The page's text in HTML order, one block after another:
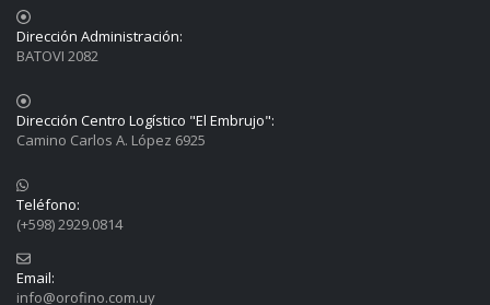
Dirección Administración:
BATOVI 2082
Dirección Centro Logístico "El Embrujo":
Camino Carlos A. López 6925
Teléfono:
(+598) 2929.0814
Email:
info@orofino.com.uy